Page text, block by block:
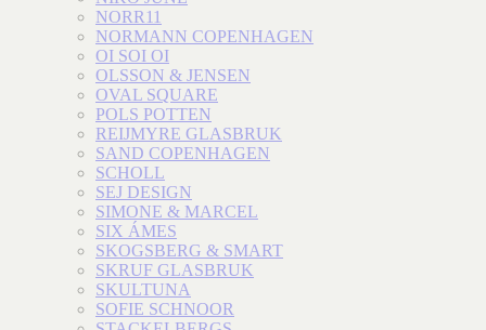
NORR11
NORMANN COPENHAGEN
OI SOI OI
OLSSON & JENSEN
OVAL SQUARE
POLS POTTEN
REIJMYRE GLASBRUK
SAND COPENHAGEN
SCHOLL
SEJ DESIGN
SIMONE & MARCEL
SIX ÁMES
SKOGSBERG & SMART
SKRUF GLASBRUK
SKULTUNA
SOFIE SCHNOOR